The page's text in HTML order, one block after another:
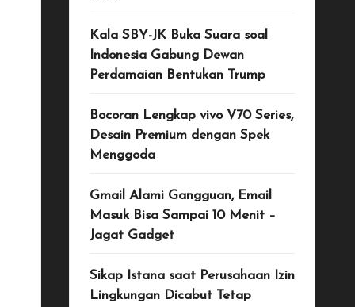
Kala SBY-JK Buka Suara soal
Indonesia Gabung Dewan
Perdamaian Bentukan Trump
Bocoran Lengkap vivo V70 Series,
Desain Premium dengan Spek
Menggoda
Gmail Alami Gangguan, Email
Masuk Bisa Sampai 10 Menit –
Jagat Gadget
Sikap Istana saat Perusahaan Izin
Lingkungan Dicabut Tetap